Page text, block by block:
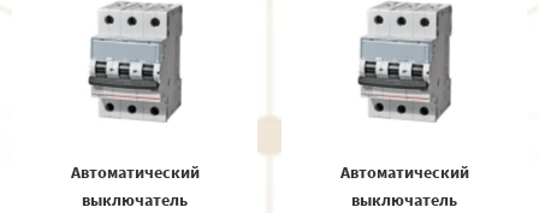
Автоматический
выключатель
Автоматический
выключатель